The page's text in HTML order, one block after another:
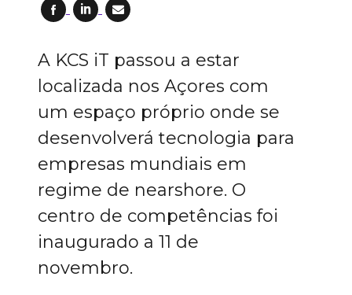
A KCS iT passou a estar
localizada nos Açores com
um espaço próprio onde se
desenvolverá tecnologia para
empresas mundiais em
regime de nearshore. O
centro de competências foi
inaugurado a 11 de
novembro.